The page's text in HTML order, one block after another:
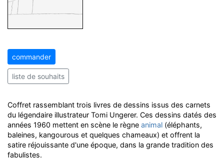
commander
liste de souhaits
Coffret rassemblant trois livres de dessins issus des carnets
du légendaire illustrateur Tomi Ungerer. Ces dessins datés des
années 1960 mettent en scène le règne animal (éléphants,
baleines, kangourous et quelques chameaux) et offrent la
satire réjouissante d'une époque, dans la grande tradition des
fabulistes.